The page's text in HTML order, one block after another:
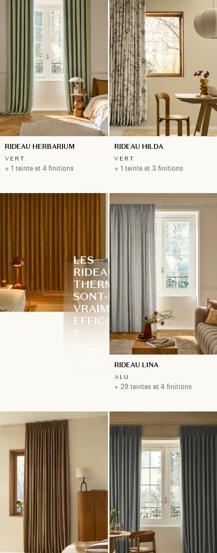
RIDEAU HERBARIUM
VERT
+ 1 teinte et 4 finitions
RIDEAU HILDA
VERT
+ 1 teinte et 3 finitions
LES
RIDEAUX
THERMIQUES
SONT-ILS
VRAIMENT
EFFICACES
?
EN SAVOIR
RIDEAU LINA
ALU
+ 29 teintes et 4 finitions